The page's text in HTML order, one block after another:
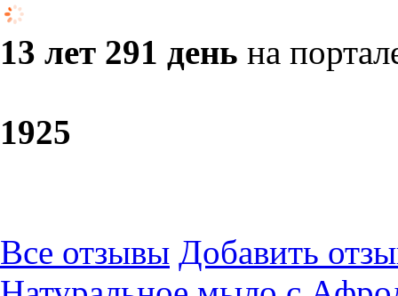
13 лет 291 день на
1925
Все отзывы Добавить